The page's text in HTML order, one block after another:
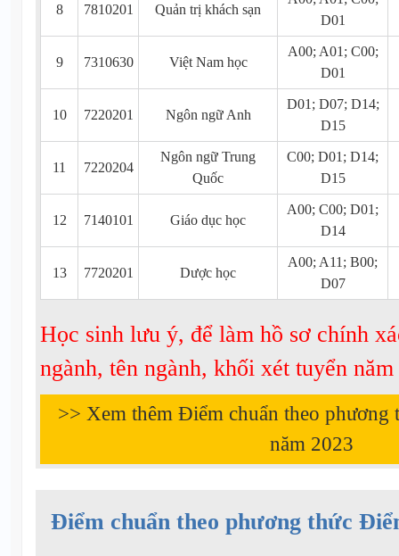
8 7810201 Quản trị khách sạn
D01
9 7310630 Việt Nam học
A00; A01; C00;
D01
10 7220201 Ngôn ngữ Anh
D01; D07; D14;
D15
11 7220204
Ngôn ngữ Trung
Quốc
C00; D01; D14;
D15
12 7140101 Giáo dục học
A00; C00; D01;
D14
13 7720201 Dược học
A00; A11; B00;
D07
Học sinh lưu ý, để làm hồ sơ chính
ngành, tên ngành, khối xét tuyển
>> Xem thêm Điểm chuẩn theo
năm 2023
Điểm chuẩn theo phương thức